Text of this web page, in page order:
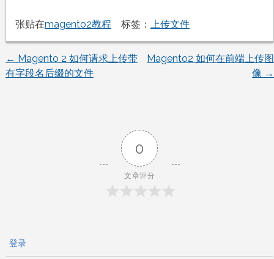
张贴在magento2教程 标签： 上传文件
文
← Magento 2 如何请求上传带
有字段名后缀的文件
Magento2 如何在前端上传图
像 →
0
文章评分
登录